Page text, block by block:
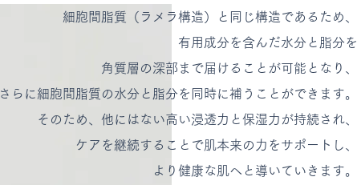
細胞間脂質（ラメラ構造）と同じ構造であるため、
有用成分を含んだ水分と脂分を
角質層の深部まで届けることが可能となり、
さらに細胞間脂質の水分と脂分を同時に補うことができます。
そのため、他にはない高い浸透力と保湿力が持続され、
ケアを継続することで肌本来の力をサポートし、
より健康な肌へと導いていきます。